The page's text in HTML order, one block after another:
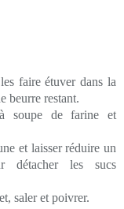
faire étuver dans la
beurre restant.
soupe de farine et
et laisser réduire un
détacher les sucs
saler et poivrer.